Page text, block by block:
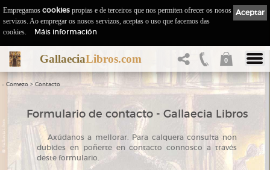
GallaeciaLibros.com 0
:: Comezo > Contacto
Formulario de contacto - Gallaecia Libros
Axúdanos a mellorar. Para calquera consulta non
dubides en poñerte en contacto connosco a través
deste formulario.
Aceptar
Empregamos cookies propias e de terceiros que nos permiten ofrecer os nosos
servizos. Ao empregar os nosos servizos, aceptas o uso que facemos das
cookies.
Máis información